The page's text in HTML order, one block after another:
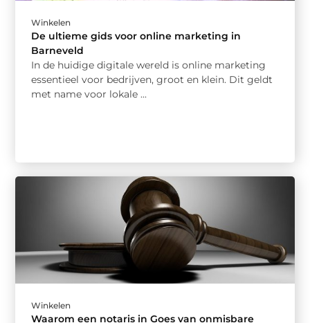
Winkelen
De ultieme gids voor online marketing in
Barneveld
In de huidige digitale wereld is online marketing
essentieel voor bedrijven, groot en klein. Dit geldt
met name voor lokale ...
Winkelen
Waarom een notaris in Goes van onmisbare